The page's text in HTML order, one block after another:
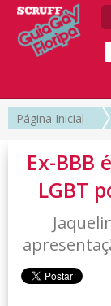
Página Inicial
Ex-BBB
LGBT